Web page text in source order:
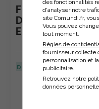
des fonctionnalités
d'analyser notre
site Comundi.fr,
Vous pouvez
tout moment.
Règles de
fournisseur collecte
personnalisation et
publicitaire.
Retrouvez notre
données
FORMATION :
DISPOSITIF DE
EN EFFICACITÉ
DERNIÈRE MISE À JOUR :
Veuillez décrire